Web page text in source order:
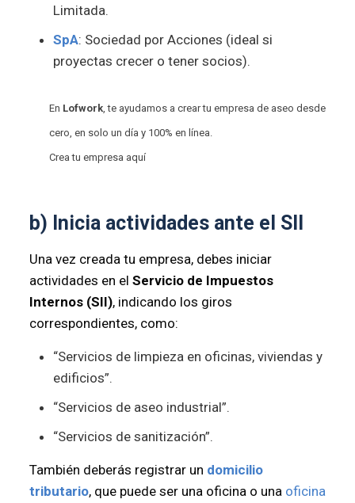
Limitada.
SpA: Sociedad por Acciones (ideal si
proyectas crecer o tener socios).
En Lofwork, te ayudamos a crear tu empresa de aseo desde
cero, en solo un día y 100% en línea.
Crea tu empresa aquí
b) Inicia actividades ante el SII
Una vez creada tu empresa, debes iniciar
actividades en el Servicio de Impuestos
Internos (SII), indicando los giros
correspondientes, como:
“Servicios de limpieza en oficinas, viviendas y
edificios”.
“Servicios de aseo industrial”.
“Servicios de sanitización”.
También deberás registrar un domicilio
tributario, que puede ser una oficina o una oficina